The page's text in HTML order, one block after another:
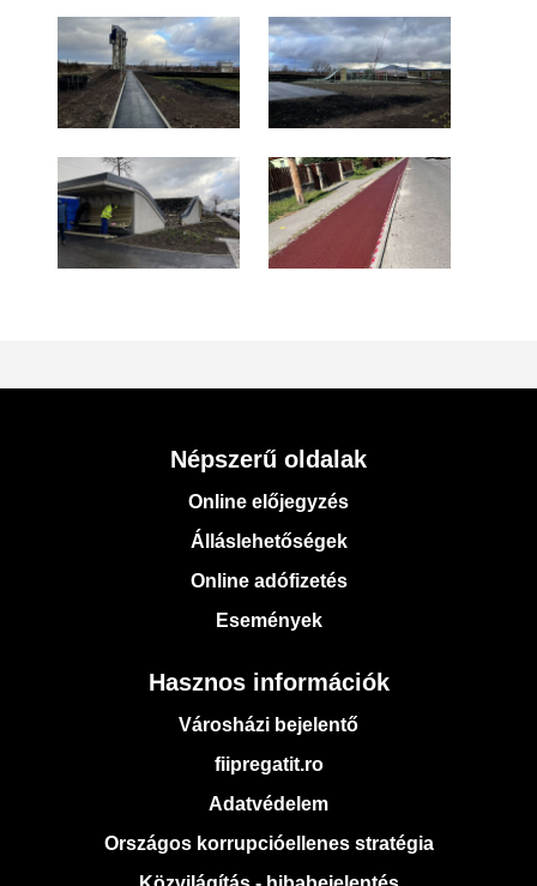
Népszerű oldalak
Online előjegyzés
Álláslehetőségek
Online adófizetés
Események
Hasznos információk
Városházi bejelentő
fiipregatit.ro
Adatvédelem
Országos korrupcióellenes stratégia